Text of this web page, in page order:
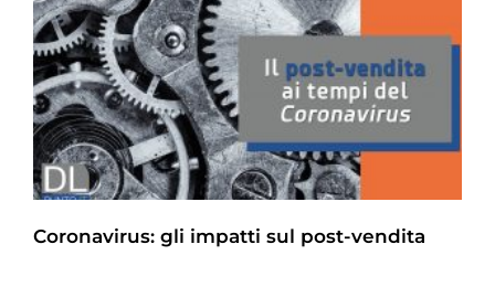
Coronavirus: gli impatti sul post-vendita